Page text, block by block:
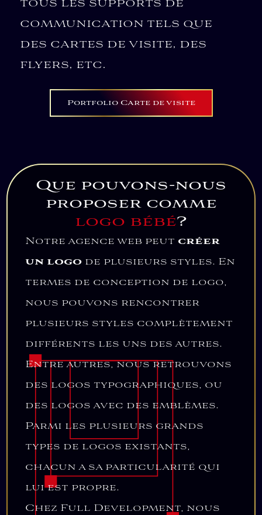
tous les supports de
communication tels que
des cartes de visite, des
flyers, etc.
Portfolio Carte de visite
Que pouvons-nous
proposer comme
logo bébé?
Notre agence web peut créer
un logode plusieurs styles. En
termes de conception de logo,
nous pouvons rencontrer
plusieurs styles complètement
différents les uns des autres.
Entre autres, nous retrouvons
des logos typographiques, ou
des logos avec des emblèmes.
Parmi les plusieurs grands
types de logos existants,
chacun a sa particularité qui
lui est propre.
Chez Full Development, nous